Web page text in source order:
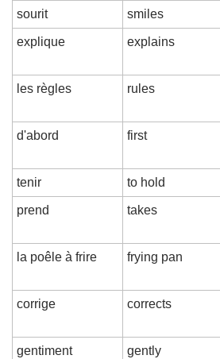
sourit smiles
explique explains
les règles rules
d'abord first
tenir to hold
prend takes
la poêle à frire frying pan
corrige corrects
gentiment gently